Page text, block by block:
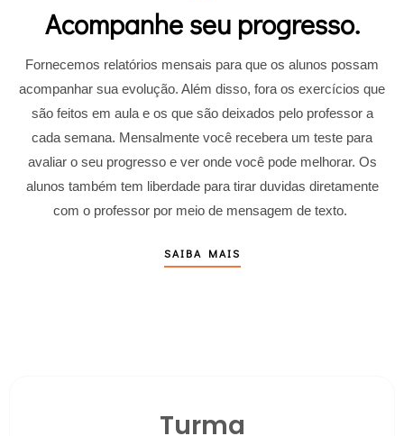
Acompanhe seu progresso.
Fornecemos relatórios mensais para que os alunos possam
acompanhar sua evolução. Além disso, fora os exercícios que
são feitos em aula e os que são deixados pelo professor a
cada semana. Mensalmente você recebera um teste para
avaliar o seu progresso e ver onde você pode melhorar. Os
alunos também tem liberdade para tirar duvidas diretamente
com o professor por meio de mensagem de texto.
SAIBA MAIS
Turma